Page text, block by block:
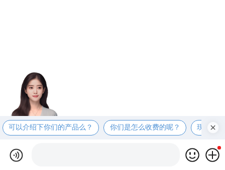
可以介绍下你们的产品么？ 你们是怎么收费的呢？ 现在有